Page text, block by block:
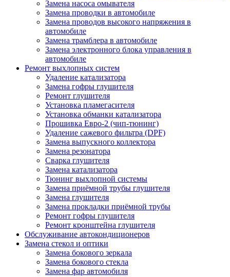
Замена насоса омывателя
Замена проводки в автомобиле
Замена проводов высокого напряжения в
автомобиле
Замена трамблера в автомобиле
Замена электронного блока управления в
автомобиле
Ремонт выхлопных систем
Удаление катализатора
Замена гофры глушителя
Ремонт глушителя
Установка пламегасителя
Установка обманки катализатора
Прошивка Евро-2 (чип-тюнинг)
Удаление сажевого фильтра (DPF)
Замена выпускного коллектора
Замена резонатора
Сварка глушителя
Замена катализатора
Тюнинг выхлопной системы
Замена приёмной трубы глушителя
Замена глушителя
Замена прокладки приёмной трубы
Ремонт гофры глушителя
Ремонт кронштейна глушителя
Обслуживание автокондиционеров
Замена стекол и оптики
Замена бокового зеркала
Замена бокового стекла
Замена фар автомобиля